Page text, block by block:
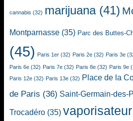
cannabis (32) marijuana(41)
Montparnasse (35) Parc des Buttes-
(45) Paris 1er (32) Paris 2e (32) Paris 3e
Paris 6e (32) Paris 7e (32) Paris 8e (32) Paris 9e
Paris 12e (32) Paris 13e (32) Place de la
de Paris (36) Saint-Germain-des-
Trocadéro (35) vaporisateur